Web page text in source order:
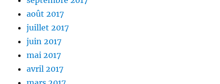
août 2017
juillet 2017
juin 2017
mai 2017
avril 2017